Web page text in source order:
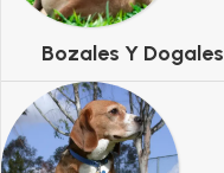
Bozales Y Dogales